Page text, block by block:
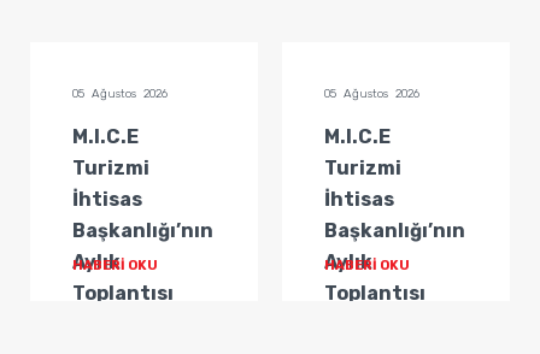
05 Ağustos 2026
M.I.C.E
Turizmi
İhtisas
Başkanlığı’nın
Aylık
Toplantısı
HABERİ OKU
05 Ağustos 2026
M.I.C.E
Turizmi
İhtisas
Başkanlığı’nın
Aylık
Toplantısı
HABERİ OKU